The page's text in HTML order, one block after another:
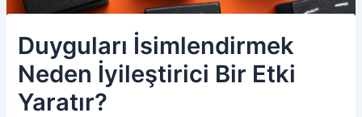
Duyguları İsimlendirmek
Neden İyileştirici Bir Etki
Yaratır?